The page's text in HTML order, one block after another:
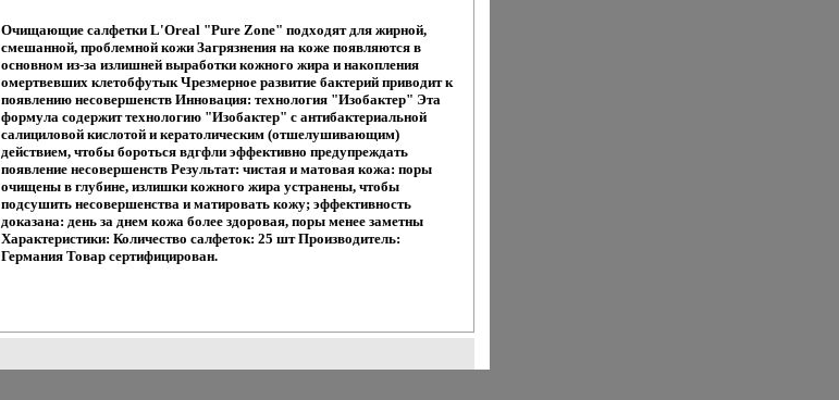
Очищающие салфетки L'Oreal "Pure Zone" подходят для жирной,
смешанной, проблемной кожи Загрязнения на коже появляются в
основном из-за излишней выработки кожного жира и накопления
омертвевших клетобфутык Чрезмерное развитие бактерий приводит к
появлению несовершенств Инновация: технология "Изобактер" Эта
формула содержит технологию "Изобактер" с антибактериальной
салициловой кислотой и кератолическим (отшелушивающим)
действием, чтобы бороться вдгфли эффективно предупреждать
появление несовершенств Результат: чистая и матовая кожа: поры
очищены в глубине, излишки кожного жира устранены, чтобы
подсушить несовершенства и матировать кожу; эффективность
доказана: день за днем кожа более здоровая, поры менее заметны
Характеристики: Количество салфеток: 25 шт Производитель:
Германия Товар сертифицирован.